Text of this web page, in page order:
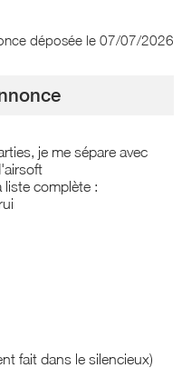
déposée le 07/07/2026
je me sépare avec
liste complète :
fait dans le silencieux)